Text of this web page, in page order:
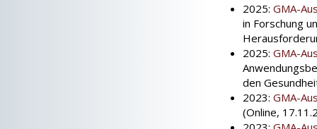
2025:GMA-
in Forschung
2025:GMA-
den
2023: GMA-
(Online,